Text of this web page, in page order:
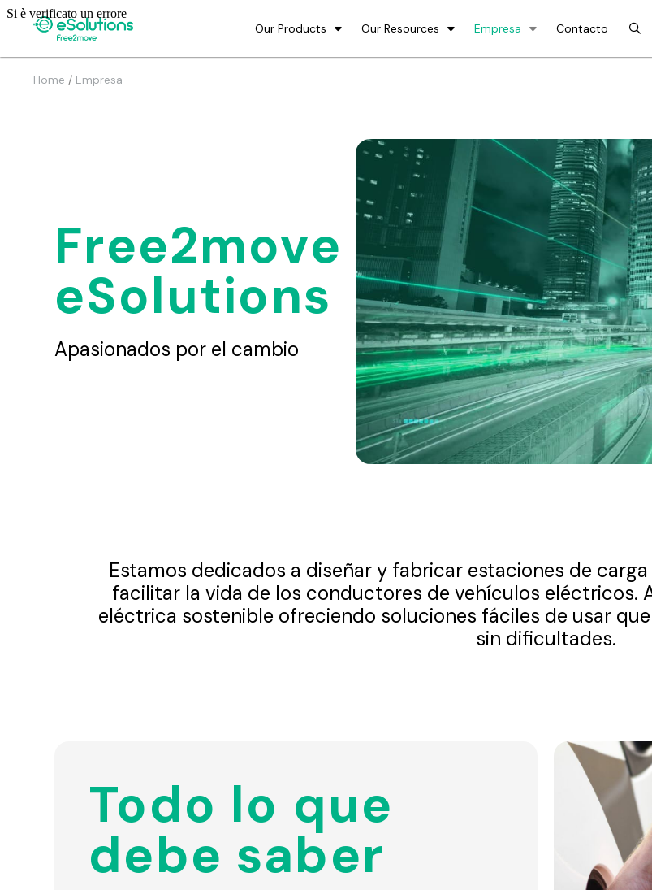
Our Products Our Resources Empresa Contacto
Home / Empresa
Free2move
eSolutions
Apasionados por el cambio
Estamos dedicados a diseñar y fabricar estaciones de
facilitar la vida de los conductores de vehículos eléctricos.
eléctrica sostenible ofreciendo soluciones fáciles de usar
sin dificultades.
Todo lo que
debe saber